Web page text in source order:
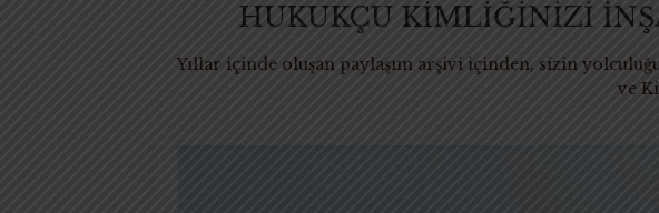
HUKUKÇU KİMLİĞİNİZİ
Yıllar içinde oluşan paylaşım arşivi içinden, sizin
ve